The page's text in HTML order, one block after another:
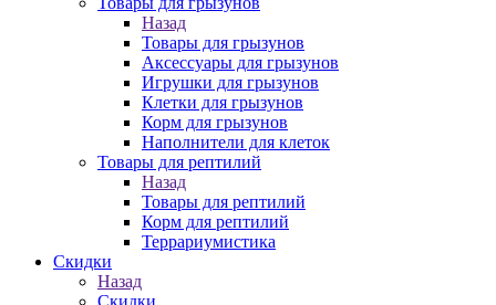
Назад
Товары для грызунов
Аксессуары для грызунов
Игрушки для грызунов
Клетки для грызунов
Корм для грызунов
Наполнители для клеток
Товары для рептилий
Назад
Товары для рептилий
Корм для рептилий
Террариумистика
Скидки
Назад
Скидки